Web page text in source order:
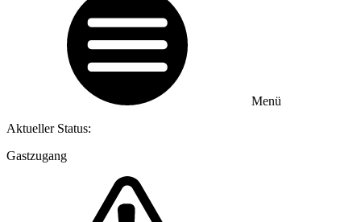
Menü
Aktueller Status:
Gastzugang